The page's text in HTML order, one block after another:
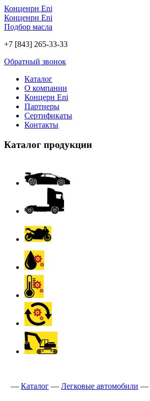
Конценрн Eni
Конценрн Eni
Подбор масла
+7 [843] 265-33-33
Обратный звонок
Каталог
О компании
Концерн Eni
Партнеры
Сертификаты
Контакты
Каталог продукции
— Каталог — Легковые автомобили —